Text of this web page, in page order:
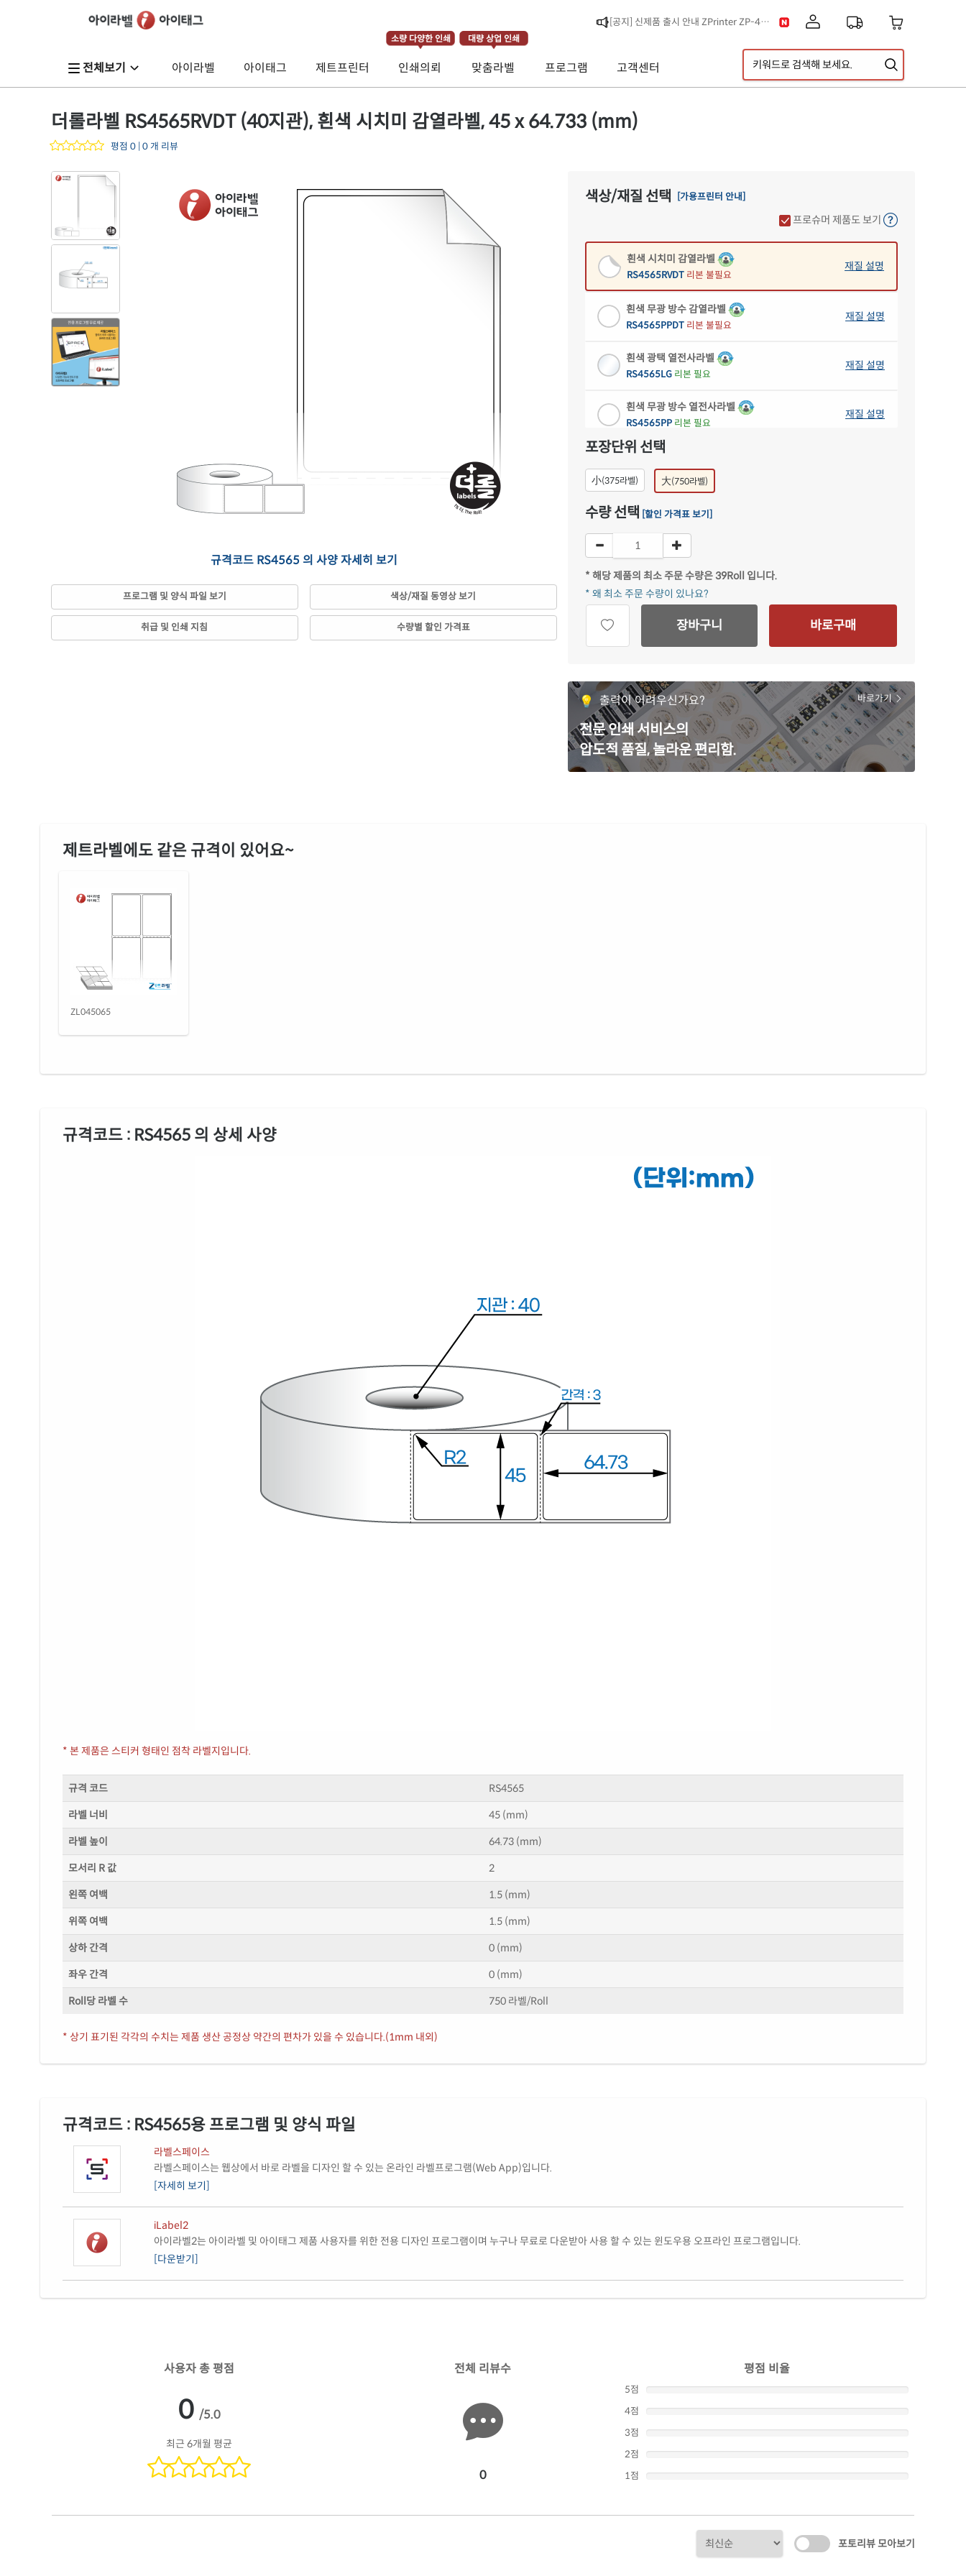
[공지] 신제품 출시 안내 ZPrinter ZP-4121B
[공지] 아이라벨 무료배송 기준 금액 변경 안내
[공지] A5 라벨지 신제품 출시 안내
[라벨스페이스] 클립아트 디자인 추가!
전체보기 아이라벨 아이태그 제트프린터
소량 다양한 인쇄
인쇄의뢰
대량 상업 인쇄
맞춤라벨 프로그램 고객센터
더롤라벨 RS4565RVDT (40지관), 흰색 시치미 감열라벨, 45 x 64.733 (mm)
평점 0 | 0 개 리뷰
규격코드 RS4565 의 사양 자세히 보기
프로그램 및 양식 파일 보기 색상/재질 동영상 보기
취급 및 인쇄 지침 수량별 할인 가격표
색상/재질 선택 [가용프린터 안내]
프로슈머 제품도 보기
재질 설명
흰색 시치미 감열라벨
RS4565RVDT 리본 불필요
재질 설명
흰색 무광 방수 감열라벨
RS4565PPDT 리본 불필요
재질 설명
흰색 광택 열전사라벨
RS4565LG 리본 필요
재질 설명
흰색 무광 방수 열전사라벨
RS4565PP 리본 필요
재질 설명
흰색 광택 시치미 열전사라벨
RS4565RVLG리본 필요
흰색 방수 시치미 열전사라벨
RS4565RVPP 리본 필요
은색 방수 열전사라벨
RS4565SP 리본 필요
포장단위 선택
小(375라벨) 大(750라벨)
수량 선택 [할인 가격표 보기]
* 해당 제품의 최소 주문 수량은39Roll 입니다.
* 왜 최소 주문 수량이 있나요?
장바구니 바로구매
출력이 어려우신가요?
전문 인쇄 서비스의
압도적 품질, 놀라운 편리함.
바로가기
제트라벨에도 같은 규격이 있어요~
ZL045065
규격코드 : RS4565 의 상세 사양
* 본 제품은 스티커 형태인 점착 라벨지입니다.
규격 코드 RS4565
라벨 너비 45 (mm)
라벨 높이 64.73 (mm)
모서리 R 값 2
왼쪽 여백 1.5 (mm)
위쪽 여백 1.5 (mm)
상하 간격 0 (mm)
좌우 간격 0 (mm)
Roll당 라벨 수 750 라벨/Roll
* 상기 표기된 각각의 수치는 제품 생산 공정상 약간의 편차가 있을 수 있습니다.(1mm 내외)
규격코드 : RS4565용 프로그램 및 양식 파일
라벨스페이스
라벨스페이스는 웹상에서 바로 라벨을 디자인 할 수 있는 온라인 라벨프로그램(Web App)입니다.
[자세히 보기]
iLabel2
아이라벨2는 아이라벨 및 아이태그 제품 사용자를 위한 전용 디자인 프로그램이며 누구나 무료로 다운받아 사용 할 수 있는 윈도우용 오프라인 프로그램입니다.
[다운받기]
사용자 총 평점
0 /5.0
최근 6개월 평균
전체 리뷰수
0
평점 비율
5점
4점
3점
2점
1점
포토리뷰 모아보기